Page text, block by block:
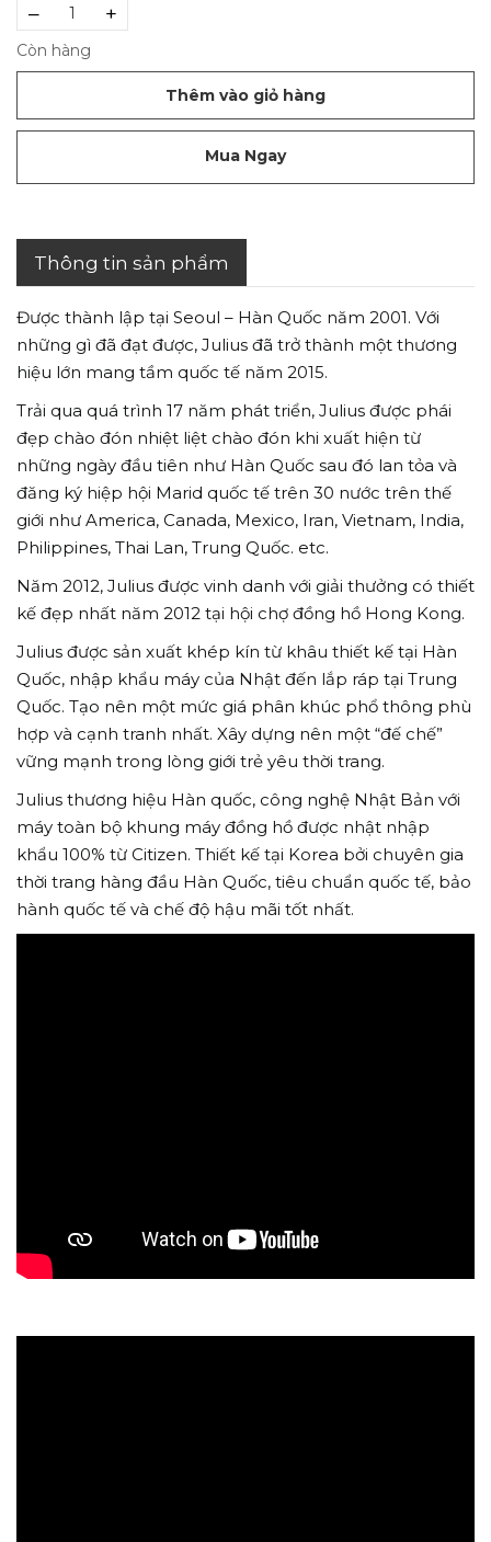
– +
Còn hàng
Thêm vào giỏ hàng
Mua Ngay
Thông tin sản phẩm
Được thành lập tại Seoul – Hàn Quốc năm 2001. Với
những gì đã đạt được, Julius đã trở thành một thương
hiệu lớn mang tầm quốc tế năm 2015.
Trải qua quá trình 17 năm phát triển, Julius được phái
đẹp chào đón nhiệt liệt chào đón khi xuất hiện từ
những ngày đầu tiên như Hàn Quốc sau đó lan tỏa và
đăng ký hiệp hội Marid quốc tế trên 30 nước trên thế
giới như America, Canada, Mexico, Iran, Vietnam, India,
Philippines, Thai Lan, Trung Quốc. etc.
Năm 2012, Julius được vinh danh với giải thưởng có thiết
kế đẹp nhất năm 2012 tại hội chợ đồng hồ Hong Kong.
Julius được sản xuất khép kín từ khâu thiết kế tại Hàn
Quốc, nhập khẩu máy của Nhật đến lắp ráp tại Trung
Quốc. Tạo nên một mức giá phân khúc phổ thông phù
hợp và cạnh tranh nhất. Xây dựng nên một “đế chế”
vững mạnh trong lòng giới trẻ yêu thời trang.
Julius thương hiệu Hàn quốc, công nghệ Nhật Bản với
máy toàn bộ khung máy đồng hồ được nhật nhập
khẩu 100% từ Citizen. Thiết kế tại Korea bởi chuyên gia
thời trang hàng đầu Hàn Quốc, tiêu chuẩn quốc tế, bảo
hành quốc tế và chế độ hậu mãi tốt nhất.